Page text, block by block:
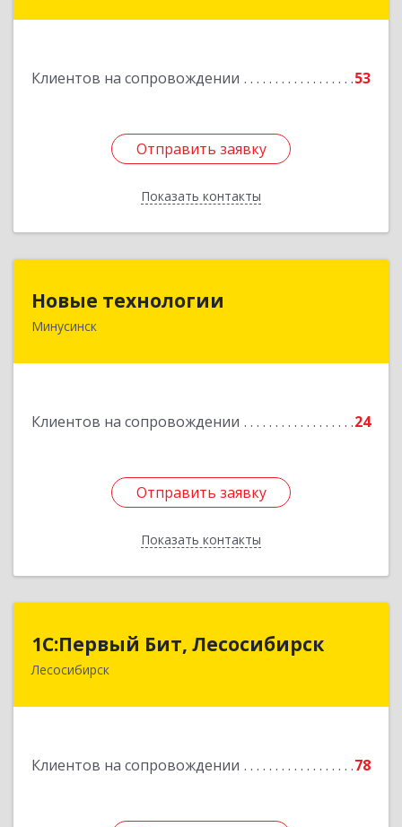
Клиентов на сопровождении 53
Отправить заявку
Показать контакты
Отправить заявку
Назад
Новые технологии
Минусинск
Клиентов на сопровождении 24
Отправить заявку
Показать контакты
662606, Красноярский край, Минусинск г,
Отправить заявку
Назад
1С:Первый Бит, Лесосибирск
Лесосибирск
Клиентов на сопровождении 78
1С:Первый Бит, Лесосибирск
662544, Красноярский край, Лесосибирск г,